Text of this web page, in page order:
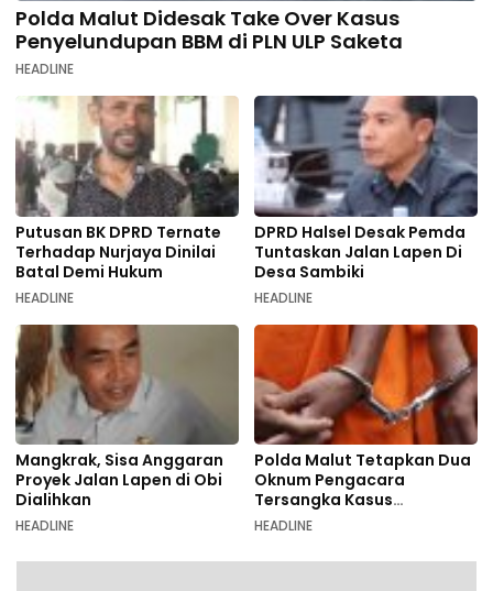
Polda Malut Didesak Take Over Kasus
Penyelundupan BBM di PLN ULP Saketa
HEADLINE
Putusan BK DPRD Ternate
Terhadap Nurjaya Dinilai
Batal Demi Hukum
HEADLINE
DPRD Halsel Desak Pemda
Tuntaskan Jalan Lapen Di
Desa Sambiki
HEADLINE
Mangkrak, Sisa Anggaran
Proyek Jalan Lapen di Obi
Dialihkan
HEADLINE
Polda Malut Tetapkan Dua
Oknum Pengacara
Tersangka Kasus
Pemalsuan Dokumen
HEADLINE